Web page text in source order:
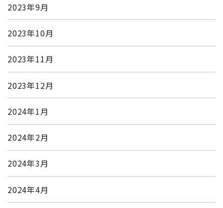
2023年9月
2023年10月
2023年11月
2023年12月
2024年1月
2024年2月
2024年3月
2024年4月